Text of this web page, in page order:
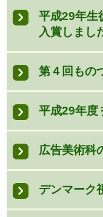
平成29年生
入賞しまし
第４回もの
平成29年度
広告美術科
デンマーク